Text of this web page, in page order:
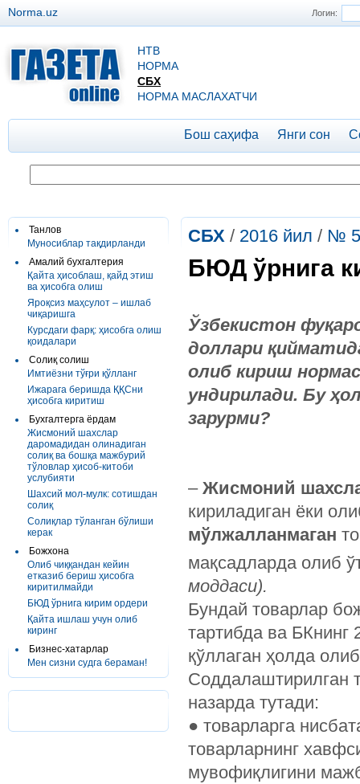
Логин:
Norma.uz
НТВ
НОРМА
СБХ
НОРМА МАСЛАХАТЧИ
Бош саҳифа Янги сон
Танлов
Муносиблар тақдирланди
Амалий бухгалтерия
Қайта ҳисоблаш, қайд этиш
ва ҳисобга олиш
Яроқсиз маҳсулот – ишлаб
чиқаришга
Курсдаги фарқ: ҳисобга олиш
қоидалари
Солиқ солиш
Имтиёзни тўғри қўлланг
Ижарага беришда ҚҚСни
ҳисобга киритиш
Бухгалтерга ёрдам
Жисмоний шахслар
даромадидан олинадиган
солиқ ва бошқа мажбурий
тўловлар ҳисоб-китоби
услубияти
Шахсий мол-мулк: сотишдан
солиқ
Солиқлар тўланган бўлиши
керак
Божхона
Олиб чиққандан кейин
етказиб бериш ҳисобга
киритилмайди
БЮД ўрнига кирим ордери
Қайта ишлаш учун олиб
киринг
Бизнес-хатарлар
Мен сизни судга бераман!
СБХ / 2016 йил / №
БЮД ўрнига
Ўзбекистон
доллари
олиб кириш
ундирилади. Бу
зарурми?
– Жисмоний
кириладиган ёки
мўлжалланмаган
мақсадларда олиб
моддаси).
Бундай товарлар
тартибда ва БКнинг
қўллаган ҳолда
Соддалаштирилган
назарда тутади:
● товарларга
товарларнинг
мувофиқлигини